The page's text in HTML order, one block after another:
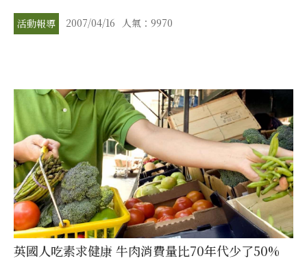
活動報導 2007/04/16 人氣：9970
英國人吃素求健康 牛肉消費量比70年代少了50%